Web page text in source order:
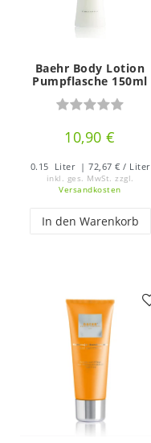
Baehr Body Lotion
Pumpflasche 150ml
10,90 €
0.15 Liter | 72,67 € / Liter
inkl. ges. MwSt. zzgl.
Versandkosten
In den Warenkorb